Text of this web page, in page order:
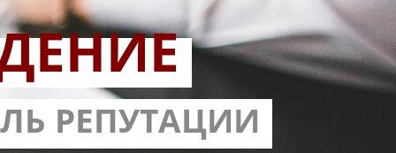
РЕПУТАЦИИ